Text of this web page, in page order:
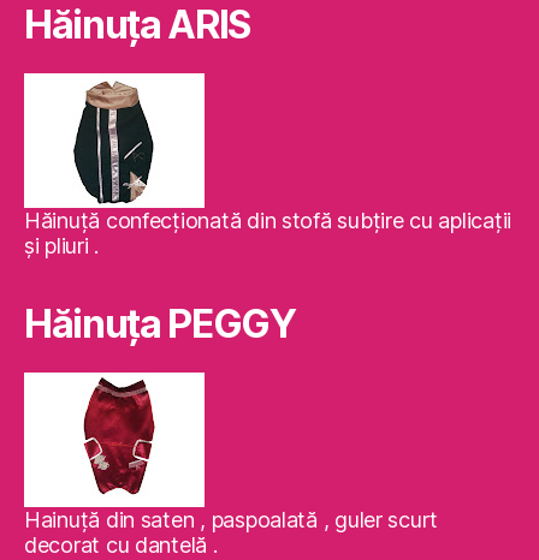
Hăinuţa ARIS
Hăinuţă confecţionată din stofă subţire cu aplicaţii
şi pliuri .
Hăinuţa PEGGY
Hainuţă din saten , paspoalată , guler scurt
decorat cu dantelă .